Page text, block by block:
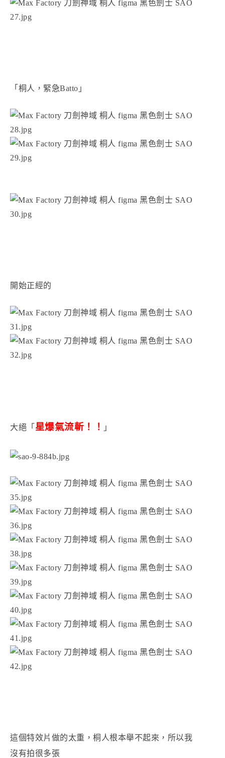
「桐人，緊急Batto」
開始正經的
大絕「 星爆氣流斬！！ 」
這個特效片做的太重，桐人根本舉不起來，所以我
沒有拍很多張